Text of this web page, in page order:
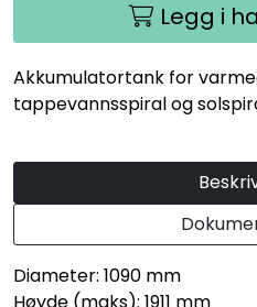
Legg i
Akkumulatortank for
tappevannsspiral og
Diameter: 1090 mm